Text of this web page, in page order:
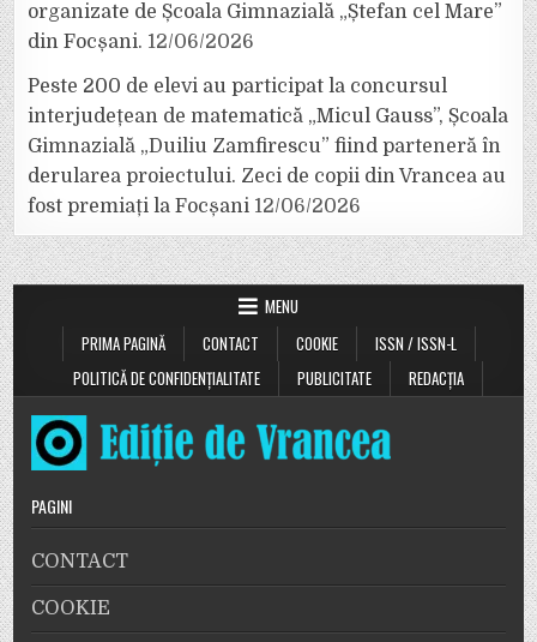
organizate de Școala Gimnazială „Ștefan cel Mare”
din Focșani. 12/06/2026
Peste 200 de elevi au participat la concursul
interjudețean de matematică „Micul Gauss”, Școala
Gimnazială „Duiliu Zamfirescu” fiind parteneră în
derularea proiectului. Zeci de copii din Vrancea au
fost premiați la Focșani 12/06/2026
MENU
PRIMA PAGINĂ
CONTACT COOKIE
ISSN / ISSN-L
POLITICĂ DE CONFIDENȚIALITATE
PUBLICITATE REDACȚIA
PAGINI
CONTACT
COOKIE